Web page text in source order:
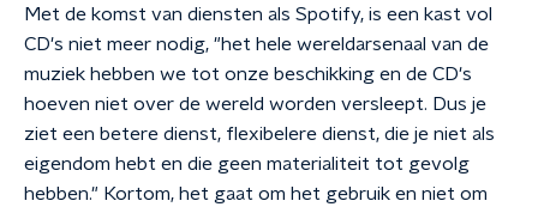
Met de komst van diensten als Spotify, is een kast vol
CD's niet meer nodig, "het hele wereldarsenaal van de
muziek hebben we tot onze beschikking en de CD's
hoeven niet over de wereld worden versleept. Dus je
ziet een betere dienst, flexibelere dienst, die je niet als
eigendom hebt en die geen materialiteit tot gevolg
hebben." Kortom, het gaat om het gebruik en niet om